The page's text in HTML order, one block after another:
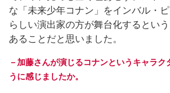
な「未来少年コナン」をインバル・
らしい演出家の方が舞台化するとい
あることだと思いました。
－加藤さんが演じるコナンというキャラク
うに感じましたか。